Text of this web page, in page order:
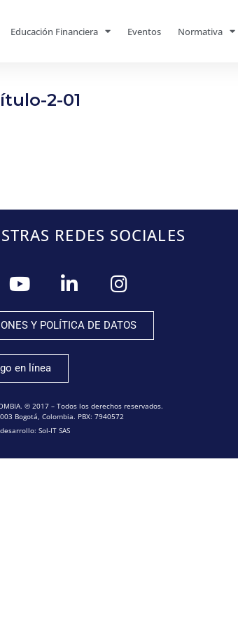
Educación Financiera Eventos Normativa
2-01
REDES SOCIALES
Y POLÍTICA DE DATOS
en línea
© 2017 – Todos los derechos reservados.
Bogotá, Colombia. PBX: 7940572
Sol-IT SAS